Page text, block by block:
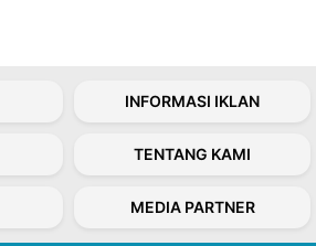
INFORMASI IKLAN
TENTANG KAMI
MEDIA PARTNER